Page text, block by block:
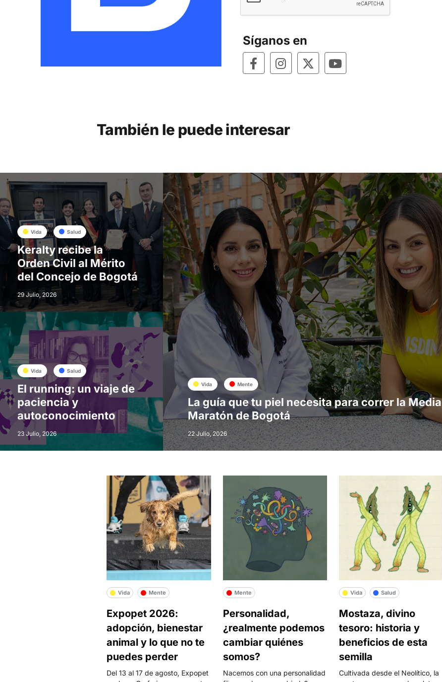
Síganos en
También le puede interesar
Vida Salud
Keralty recibe la
Orden Civil al Mérito
del Concejo de Bogotá
29 Julio, 2026
Vida Salud
El running: un viaje de
paciencia y
autoconocimiento
23 Julio, 2026
Vida Mente
La guía que tu piel necesita para correr la Media
Maratón de Bogotá
22 Julio, 2026
Vida Mente
Expopet 2026:
adopción, bienestar
animal y lo que no te
puedes perder
Del 13 al 17 de agosto, Expopet
Mente
Personalidad,
¿realmente podemos
cambiar quiénes
somos?
Nacemos con una personalidad
Vida Salud
Mostaza, divino
tesoro: historia y
beneficios de esta
semilla
Cultivada desde el Neolítico, la